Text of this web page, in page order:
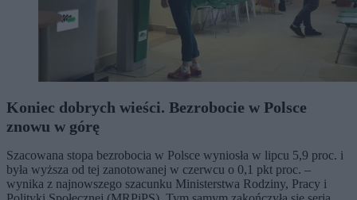
Koniec dobrych wieści. Bezrobocie w Polsce
znowu w górę
Szacowana stopa bezrobocia w Polsce wyniosła w lipcu 5,9 proc. i
była wyższa od tej zanotowanej w czerwcu o 0,1 pkt proc. –
wynika z najnowszego szacunku Ministerstwa Rodziny, Pracy i